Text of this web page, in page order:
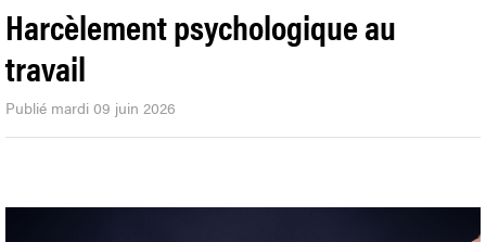
Harcèlement psychologique au
travail
Publié mardi 09 juin 2026